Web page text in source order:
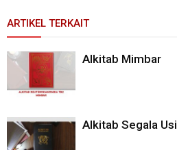
ARTIKEL TERKAIT
Alkitab Mimbar
Alkitab Segala